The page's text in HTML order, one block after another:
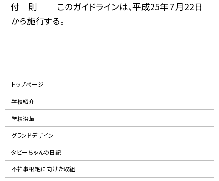
付 則 このガイドラインは、平成25年７月22日
から施行する。
トップページ
学校紹介
学校沿革
グランドデザイン
タビーちゃんの日記
不祥事根絶に向けた取組